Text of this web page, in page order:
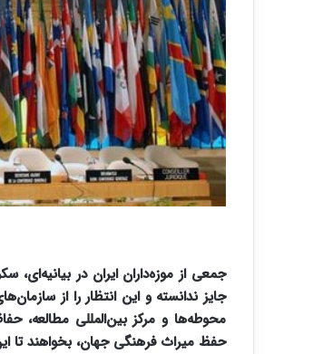
جمعی از موزه‌داران ایران در
جایز ندانسته و این انتظار را از
محوطه‌ها و مرکز بین‌المللی مطالعه،
حفظ میراث فرهنگی جهان، بخواهند تا